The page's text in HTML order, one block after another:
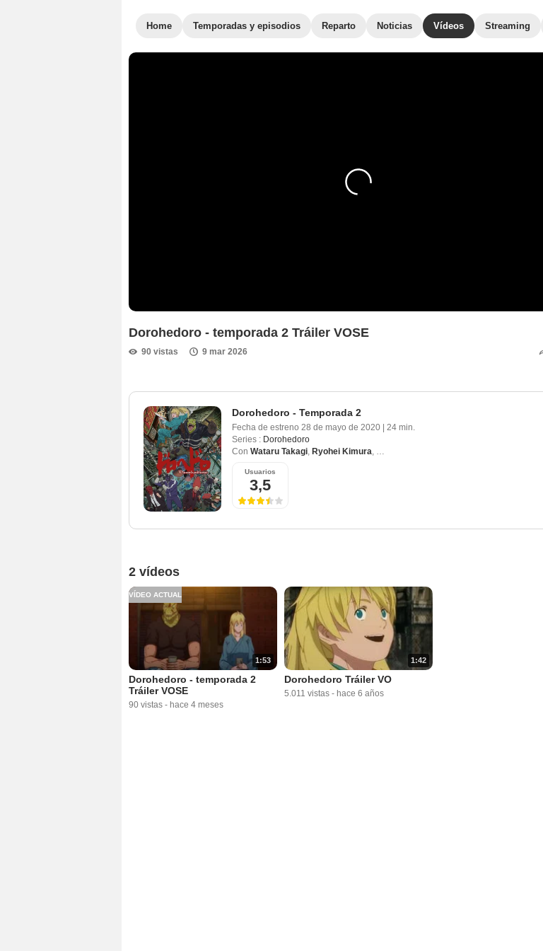
Home Temporadas y episodios Reparto Noticias Vídeos Streaming
Dorohedoro - temporada 2 Tráiler VOSE
90 vistas 9 mar 2026
Dorohedoro - Temporada 2
Fecha de estreno 28 de mayo de 2020
24 min.
Series : Dorohedoro
Con Wataru Takagi, Ryohei Kimura, Yûki Kaji
Usuarios
3,5
2 vídeos
1:53
VÍDEO ACTUAL
Dorohedoro - temporada 2
Tráiler VOSE
90 vistas - hace 4 meses
1:42
Dorohedoro Tráiler VO
5.011 vistas - hace 6 años